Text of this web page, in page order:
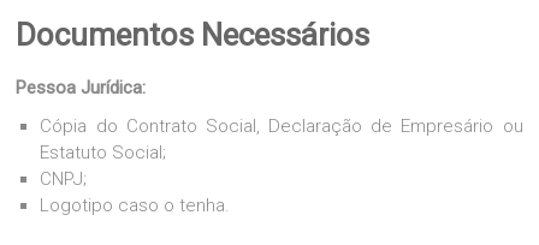
Documentos Necessários
Pessoa Jurídica:
Cópia do Contrato Social, Declaração de Empresário ou
Estatuto Social;
CNPJ;
Logotipo caso o tenha.